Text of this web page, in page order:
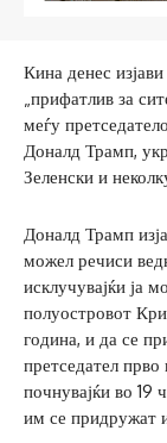
Кина денес
„прифатлив за
меѓу
Доналд Трамп,
Зеленски и
Доналд Трамп
можел речиси
исклучувајќи ја
полуостровот
година, и да се
претседател
почнувајќи во 19
им се придружат